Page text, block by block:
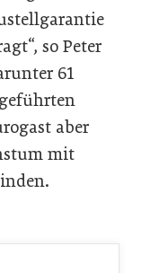
so Peter
61
aber
mit